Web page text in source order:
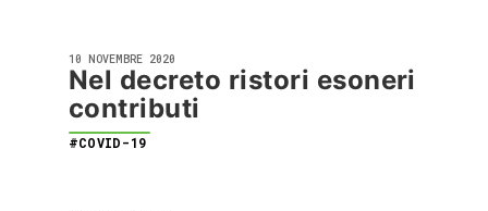
10 NOVEMBRE 2020
Nel decreto ristori esoneri
contributi
#COVID-19